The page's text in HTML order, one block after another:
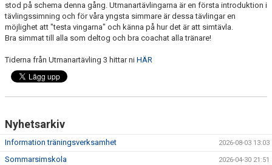
stod på schema denna gång. Utmanartävlingarna är en första introduktion i
tävlingssimning och för våra yngsta simmare är dessa tävlingar en
möjlighet att "testa vingarna" och känna på hur det är att simtävla.
Bra simmat till alla som deltog och bra coachat alla tränare!
Tiderna från Utmanartävling 3 hittar ni HÄR
Nyhetsarkiv
Information träningsverksamhet 2026-08-03 13:03
Sommarsimskola 2026-04-30 21:51